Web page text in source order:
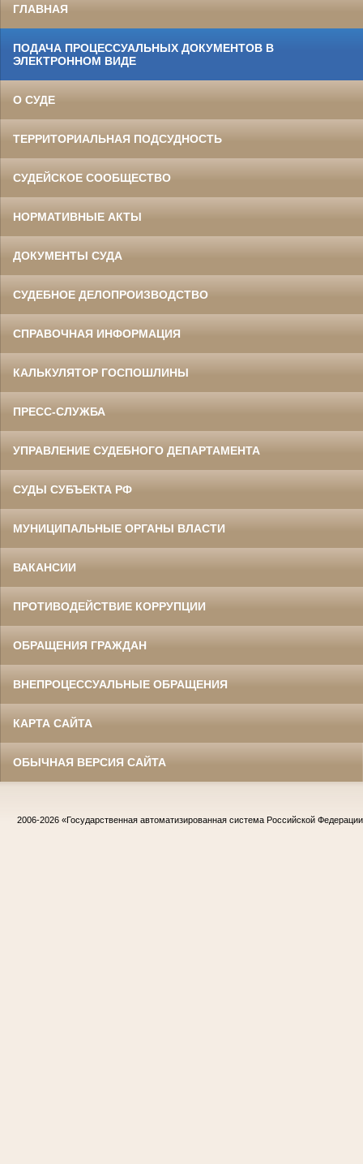
ГЛАВНАЯ
ПОДАЧА ПРОЦЕССУАЛЬНЫХ ДОКУМЕНТОВ В
ЭЛЕКТРОННОМ ВИДЕ
О СУДЕ
ТЕРРИТОРИАЛЬНАЯ ПОДСУДНОСТЬ
СУДЕЙСКОЕ СООБЩЕСТВО
НОРМАТИВНЫЕ АКТЫ
ДОКУМЕНТЫ СУДА
СУДЕБНОЕ ДЕЛОПРОИЗВОДСТВО
СПРАВОЧНАЯ ИНФОРМАЦИЯ
КАЛЬКУЛЯТОР ГОСПОШЛИНЫ
ПРЕСС-СЛУЖБА
УПРАВЛЕНИЕ СУДЕБНОГО ДЕПАРТАМЕНТА
СУДЫ СУБЪЕКТА РФ
МУНИЦИПАЛЬНЫЕ ОРГАНЫ ВЛАСТИ
ВАКАНСИИ
ПРОТИВОДЕЙСТВИЕ КОРРУПЦИИ
ОБРАЩЕНИЯ ГРАЖДАН
ВНЕПРОЦЕССУАЛЬНЫЕ ОБРАЩЕНИЯ
КАРТА САЙТА
ОБЫЧНАЯ ВЕРСИЯ САЙТА
2006-2026 «Государственная автоматизированная система Российской